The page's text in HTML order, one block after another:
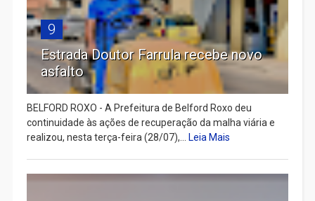
9
Estrada Doutor Farrula recebe novo
asfalto
BELFORD ROXO - A Prefeitura de Belford Roxo deu
continuidade às ações de recuperação da malha viária e
realizou, nesta terça-feira (28/07),...
Leia Mais